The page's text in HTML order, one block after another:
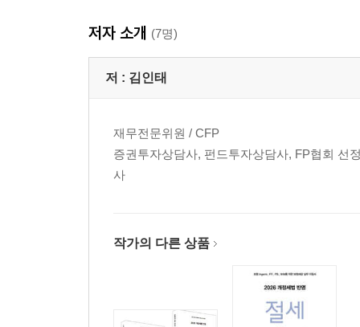
05 유언보다 신탁 … 신탁을 통한 자산이전 전략
06 선택 아닌 필수, 보편화되는 상속보험
07 전문가 조언을 통한 계획 수립의 일상화
01 상속과 증여란 무엇인가?
02 상속세와 증여세, 얼마나 나올까?
03 남들은 다 아는 증여세 절세법
part 4 모든 시작은 재산의 평가로부터
저자 소개 (7명)
저 : 김인태
재무전문위원 / CFP
증권투자상담사, 펀드투자상담사, FP협회 선
사
작가의 다른 상품